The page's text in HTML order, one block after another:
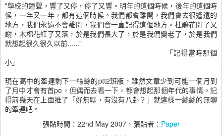
"學校的鐘聲，響了又停，停了又響。明年的這個時候，後年的這個時
候，一年又一年，都有這個時候。我們都會離開，我們會去很遙遠的
地方，我們永遠不會離開，我們會一直記得這個地方。杜鵑花開了又
謝，木棉花紅了又落，於是我們長大了，於是我們變老了，於是我們
就想起很久很久以前......"
「記得當時那個
小」
現在高中的牽連剩下一絲絲的ptt2班版，雖然文章少到可能一個月到
了月中才會有首po，但偶而去看一下，都會想起那個年代的事情。記
得前幾天在上面推了「好無聊，有沒有八卦？」就這樣一絲絲的無聊
的牽連吧。
張貼時間： 22nd May 2007，張貼者： Paper